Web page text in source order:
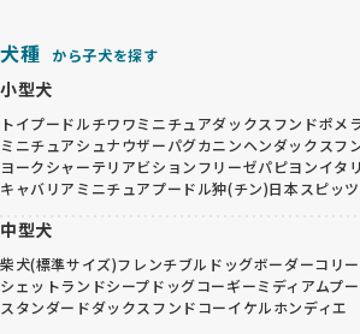
犬種 から子犬を探す
小型犬
トイプードルチワワミニチュアダックスフンドポメ
ミニチュアシュナウザーパグカニンヘンダックスフ
ヨークシャーテリアビションフリーゼパピヨンイタ
キャバリア ミニチュアプードル狆(チン)日本スピッツ
中型犬
柴犬(標準サイズ)フレンチブルドッグボーダーコリー
シェットランドシープドッグコーギーミディアムプ
スタンダードダックスフンドコーイケルホンディエ